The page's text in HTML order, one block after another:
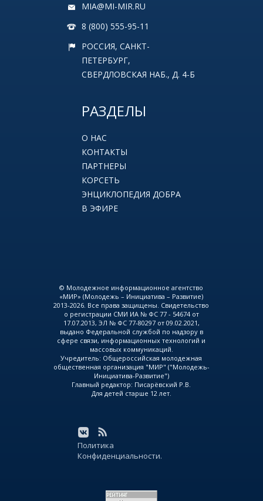
MIA@MI-MIR.RU
8 (800) 555-95-11
РОССИЯ, САНКТ-
ПЕТЕРБУРГ,
СВЕРДЛОВСКАЯ НАБ., Д. 4-Б
РАЗДЕЛЫ
О НАС
КОНТАКТЫ
ПАРТНЕРЫ
КОРСЕТЬ
ЭНЦИКЛОПЕДИЯ ДОБРА
В ЭФИРЕ
© Молодежное информационное агентство
«МИР» (Молодежь – Инициатива – Развитие)
2013-2026. Все права защищены. Свидетельство
о регистрации СМИ ИА № ФС 77 - 54674 от
17.07.2013, ЭЛ № ФС 77-80297 от 09.02.2021,
выдано Федеральной службой по надзору в
сфере связи, информационных технологий и
массовых коммуникаций.
Учредитель: Общероссийская молодежная
общественная организация "МИР" ("Молодежь-
Инициатива-Развитие")
Главный редактор: Писарёвский Р.В.
Для детей старше 12 лет.
Политика
Конфиденциальности.